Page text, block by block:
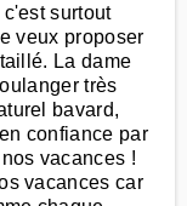
surtout
veux proposer
La dame
très
bavard,
confiance par
vacances !
vacances car